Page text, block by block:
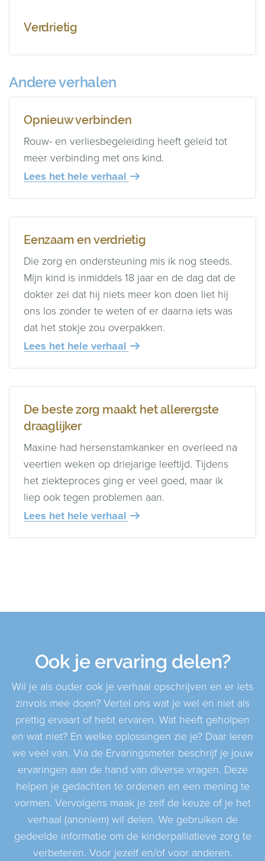
Verdrietig
Andere verhalen
Opnieuw verbinden
Rouw- en verliesbegeleiding heeft geleid tot
meer verbinding met ons kind.
Lees het hele verhaal
Eenzaam en verdrietig
Die zorg en ondersteuning mis ik nog steeds.
Mijn kind is inmiddels 18 jaar en de dag dat de
dokter zei dat hij niets meer kon doen liet hij
ons los zonder te weten of er daarna iets was
dat het stokje zou overpakken.
Lees het hele verhaal
De beste zorg maakt het allerergste
draaglijker
Maxine had hersenstamkanker en overleed na
veertien weken op driejarige leeftijd. Tijdens
het ziekteproces ging er veel goed, maar ik
liep ook tegen problemen aan.
Lees het hele verhaal
Ook je ervaring delen?
Wil je als ouder ook je verhaal opschrijven en er iets
zinvols mee doen? Vertel ons wat je wel en niet als
prettig ervaart of hebt ervaren. Wat heeft geholpen
en wat niet? En welke oplossingen zie je? Daar leren
we veel van. Via de Ervaringsmeter beschrijf je jouw
ervaringen aan de hand van diverse vragen. Deze
helpen je gedachten te ordenen en een mening te
vormen. Vervolgens maak je zelf de keuze of je het
verhaal (anoniem) wil delen. We gebruiken de
gedeelde informatie om de kinderpalliatieve zorg te
verbeteren. Voor jezelf en/of voor anderen.